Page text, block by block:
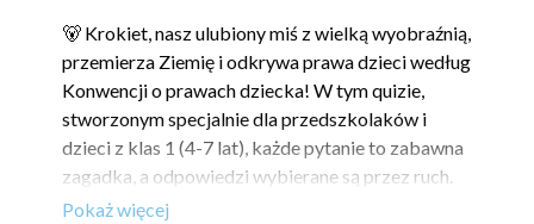
🐻 Krokiet, nasz ulubiony miś z wielką wyobraźnią,
przemierza Ziemię i odkrywa prawa dzieci według
Konwencji o prawach dziecka! W tym quizie,
stworzonym specjalnie dla przedszkolaków i
dzieci z klas 1 (4-7 lat), każde pytanie to zabawna
zagadka, a odpowiedzi wybierane są przez ruch.
Czy dzieci mają prawo do zabawy? Czy wszystkie